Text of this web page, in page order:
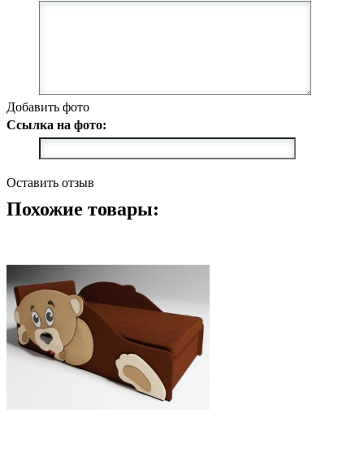
Добавить фото
Ссылка на фото:
Оставить отзыв
Похожие товары: